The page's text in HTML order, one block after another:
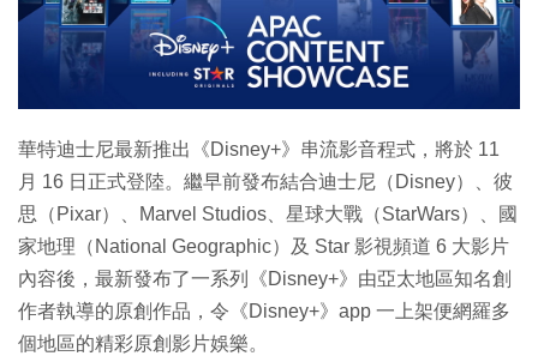
華特迪士尼最新推出《Disney+》串流影音程式，將於 11
月 16 日正式登陸。繼早前發布結合迪士尼（Disney）、彼
思（Pixar）、Marvel Studios、星球大戰（StarWars）、國
家地理（National Geographic）及 Star 影視頻道 6 大影片
內容後，最新發布了一系列《Disney+》由亞太地區知名創
作者執導的原創作品，令《Disney+》app 一上架便網羅多
個地區的精彩原創影片娛樂。